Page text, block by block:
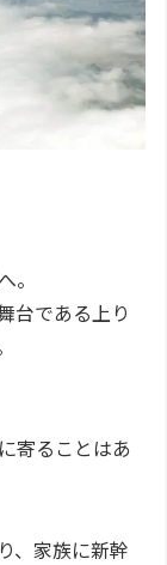
。
台である上り
寄ることはあ
、家族に新幹